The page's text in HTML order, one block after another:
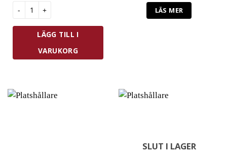
Westmark Citruspress Glas Liten mängd
LÄGG TILL I
VARUKORG
LÄS MER
SLUT I LAGER